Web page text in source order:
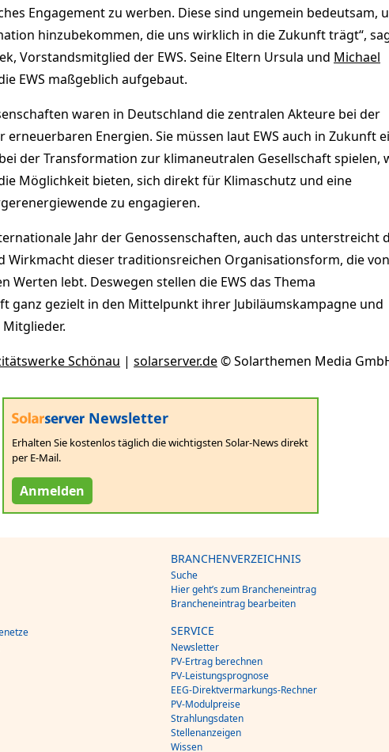
Engagement zu werben. Diese sind ungemein bedeutsam,
hinzubekommen, die uns wirklich in die Zukunft trägt“,
Vorstandsmitglied der EWS. Seine Eltern Ursula und Michael
EWS maßgeblich aufgebaut.
waren in Deutschland die zentralen Akteure bei der
erneuerbaren Energien. Sie müssen laut EWS auch in Zukunft
der Transformation zur klimaneutralen Gesellschaft spielen,
Möglichkeit bieten, sich direkt für Klimaschutz und eine
zu engagieren.
Jahr der Genossenschaften, auch das unterstreicht
Wirkmacht dieser traditionsreichen Organisationsform, die von
Werten lebt. Deswegen stellen die EWS das Thema
ganz gezielt in den Mittelpunkt ihrer Jubiläumskampagne und
Schönau | solarserver.de© Solarthemen Media
Newsletter
Erhalten Sie kostenlos täglich die wichtigsten Solar-News direkt
per E-Mail.
Anmelden
BRANCHENVERZEICHNIS
Suche
Hier geht’s zum Brancheneintrag
Brancheneintrag bearbeiten
SERVICE
Newsletter
PV-Ertrag berechnen
PV-Leistungsprognose
EEG-Direktvermarkungs-Rechner
PV-Modulpreise
Strahlungsdaten
Stellenanzeigen
Wissen